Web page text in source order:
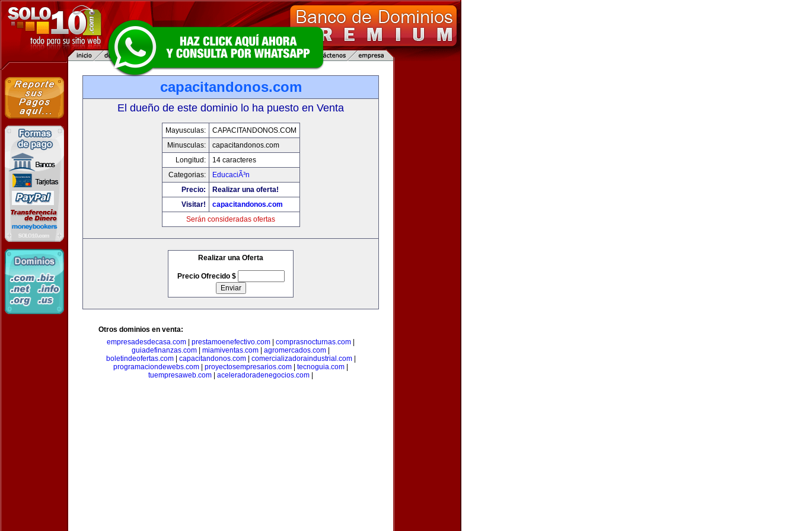
capacitandonos.com
El dueño de este dominio lo ha puesto en Venta
Mayusculas:
CAPACITANDONOS.COM
Minusculas:
capacitandonos.com
Longitud:
14 caracteres
Categorias:
EducaciÃ³n
Precio:
Realizar una oferta!
Visitar!
capacitandonos.com
Serán consideradas ofertas
Realizar una Oferta
Precio Ofrecido $
Otros dominios en venta:
empresadesdecasa.com
prestamoenefectivo.com comprasnocturnas.com
guiadefinanzas.com
miamiventas.com agromercados.com
boletindeofertas.com| capacitandonos.com| comercializadoraindustrial.com|
programaciondewebs.com
proyectosempresarios.com tecnoguia.com
tuempresaweb.com
aceleradoradenegocios.com